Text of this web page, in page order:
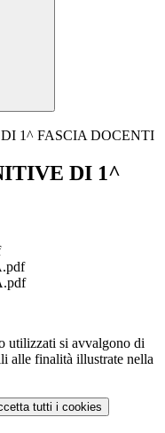
1^ FASCIA DOCENTI
DI 1^
utilizzati si avvalgono di
alle finalità illustrate nella
tutti i cookies